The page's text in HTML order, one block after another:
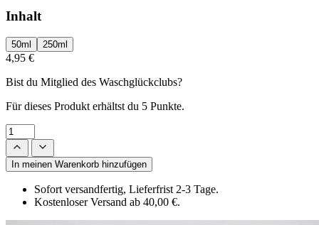
Inhalt
50ml 250ml
4,95 €
Bist du Mitglied des Waschglückclubs?
Für dieses Produkt erhältst du 5 Punkte.
In meinen Warenkorb hinzufügen
Sofort versandfertig, Lieferfrist 2-3 Tage.
Kostenloser Versand ab 40,00 €.